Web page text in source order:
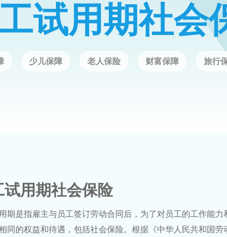
试用期社会
少儿保障 老人保险 财富保障 旅行
试用期社会保险
期是指雇主与员工签订劳动合同后，为了对员工的工作能
同的权益和待遇，包括社会保险。根据《中华人民共和国